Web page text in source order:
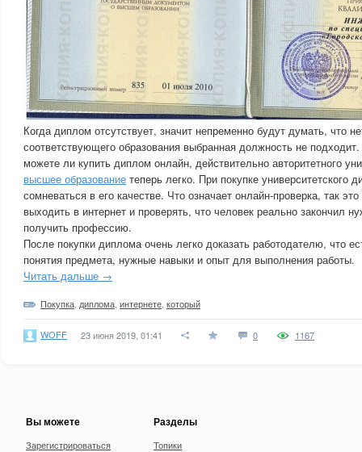
Когда диплом отсутствует, значит непременно будут думать, что
соответствующего образования выбранная должность не
можете ли купить диплом онлайн, действительно авторитетного
высшее образование теперь легко. При покупке университетского
сомневаться в его качестве. Что означает онлайн-проверка, так
выходить в интернет и проверять, что человек реально закончил
получить профессию.
После покупки диплома очень легко доказать работодателю, что
понятия предмета, нужные навыки и опыт для выполнения работы.
Читать дальше →
Покупка диплома интернете который
WOFF 23 июня 2019, 01:41 0 1167
Вы можете
Зарегистрироваться
Разделы
Топики